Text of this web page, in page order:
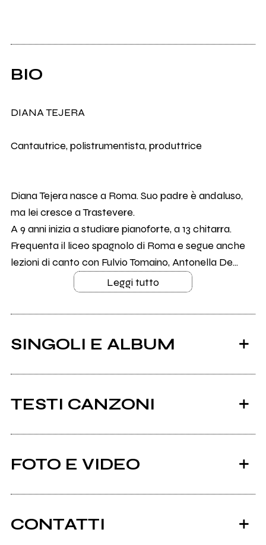
BIO
DIANA TEJERA
Cantautrice, polistrumentista, produttrice
Diana Tejera nasce a Roma. Suo padre è andaluso,
ma lei cresce a Trastevere.
A 9 anni inizia a studiare pianoforte, a 13 chitarra.
Frequenta il liceo spagnolo di Roma e segue anche
lezioni di canto con Fulvio Tomaino, Antonella De...
Leggi tutto
SINGOLI E ALBUM
2022
(compilation)
2022
TESTI CANZONI
FOTO E VIDEO
CONTATTI